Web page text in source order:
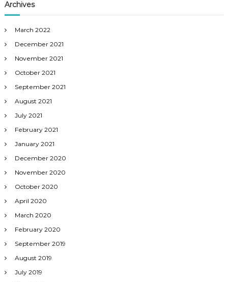
Archives
March 2022
December 2021
November 2021
October 2021
September 2021
August 2021
July 2021
February 2021
January 2021
December 2020
November 2020
October 2020
April 2020
March 2020
February 2020
September 2019
August 2019
July 2019